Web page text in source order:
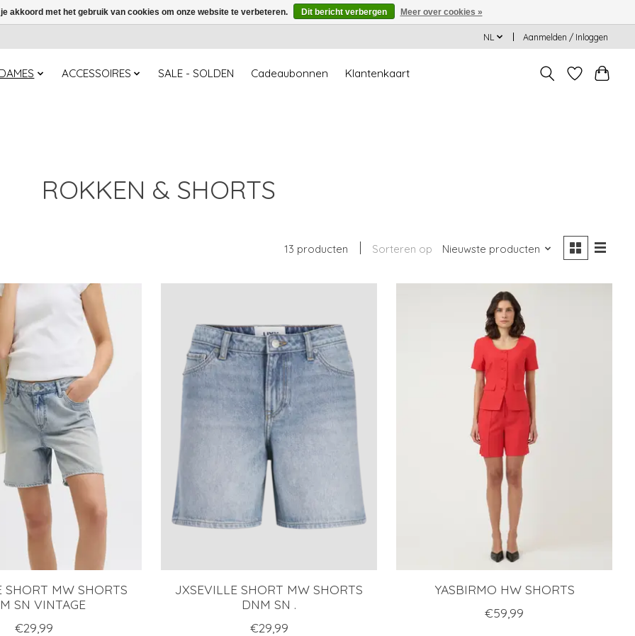
NL Aanmelden / Inloggen
ACCESSOIRES SALE - SOLDEN Cadeaubonnen Klantenkaart
ROKKEN & SHORTS
13 producten Sorteren op Nieuwste producten
SHORT MW SHORTS
SN VINTAGE
€29,99
JXSEVILLE SHORT MW SHORTS
DNM SN .
€29,99
YASBIRMO HW SHORTS
€59,99
akkoord met het gebruik van cookies om onze website te verbeteren. Dit bericht verbergen Meer over cookies »